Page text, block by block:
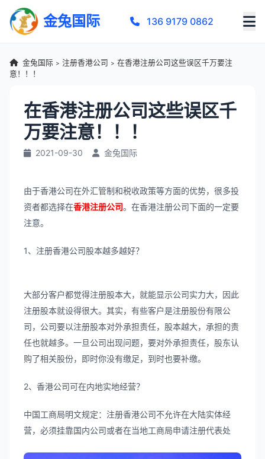
金兔国际 136 9179 0862
金兔国际 > 注册香港公司 > 在香港注册公司这些误区千万要注
意！！！
在香港注册公司这些误区千
万要注意！！！
2021-09-30 金兔国际
由于香港公司在外汇管制和税收政策等方面的优势，很多投
资者都选择在香港注册公司。在香港注册公司下面的一定要
注意。
1、注册香港公司股本越多越好？
大部分客户都觉得注册股本大，就能显示公司实力大，因此
注册股本就设得很大。其实，有些客户是注册股份有限公
司，公司要以注册股本对外承担责任，股本越大，承担的责
任也就越多。一旦公司出现问题，要对外承担责任，股东认
购了相关股份，即时你没有缴足，到时也要补缴。
2、香港公司可在内地实地经营？
中国工商局明文规定：注册香港公司不允许在大陆实体经
营，必须挂靠国内公司或者在当地工商局申请注册代表处